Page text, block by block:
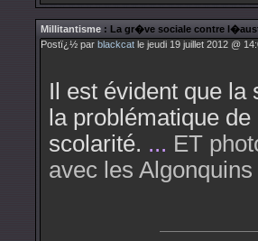
Millitantisme : La gr�ve sociale contre
Postï¿½ par blackcat le jeudi 19 juillet 2012 @
Il est évident que la
la problématique
scolarité. ... ET
avec les Algonquins